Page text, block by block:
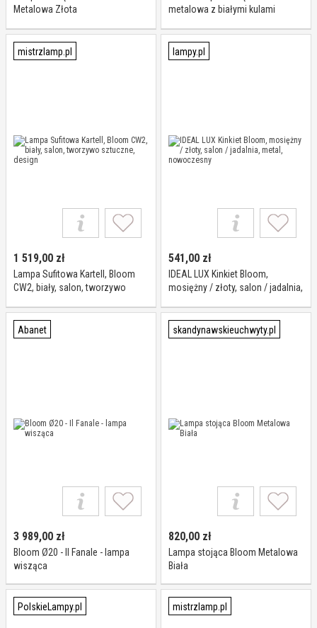
Metalowa Złota
metalowa z białymi kulami
mistrzlamp.pl
1 519,00 zł
Lampa Sufitowa Kartell, Bloom
CW2, biały, salon, tworzywo
lampy.pl
541,00 zł
IDEAL LUX Kinkiet Bloom,
mosiężny / złoty, salon / jadalnia,
Abanet
3 989,00 zł
Bloom Ø20 - Il Fanale - lampa
wisząca
skandynawskieuchwyty.pl
820,00 zł
Lampa stojąca Bloom Metalowa
Biała
PolskieLampy.pl mistrzlamp.pl